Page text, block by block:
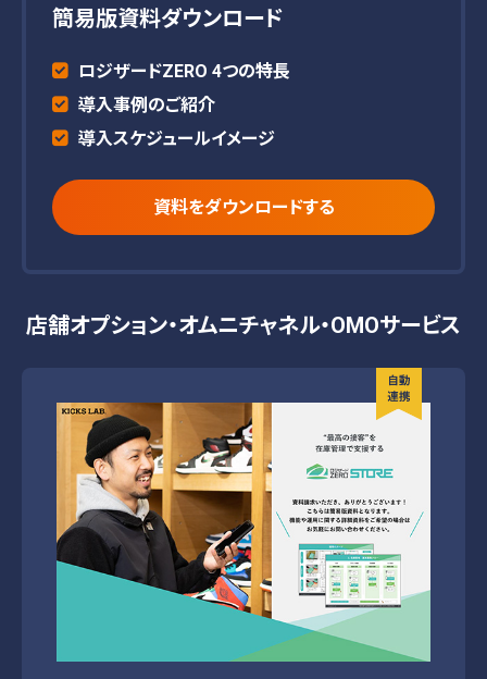
簡易版資料ダウンロード
ロジザードZERO 4つの特長
導入事例のご紹介
導入スケジュールイメージ
資料をダウンロードする
店舗オプション・オムニチャネル・OMOサービス